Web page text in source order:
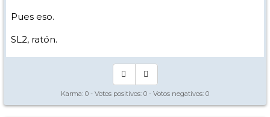
Pues eso.
SL2, ratón.
Karma: 0 - Votos positivos: 0 - Votos negativos: 0